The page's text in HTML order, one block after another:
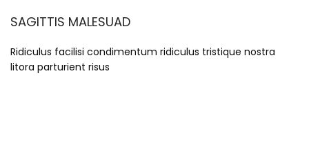
SAGITTIS MALESUAD
Ridiculus facilisi condimentum ridiculus tristique nostra
litora parturient risus